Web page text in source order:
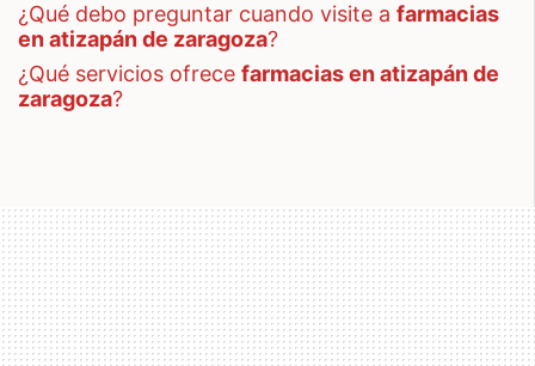
¿qué debo preguntar cuando visite a farmacias
en atizapán de zaragoza?
¿qué servicios ofrece farmacias en atizapán de
zaragoza?